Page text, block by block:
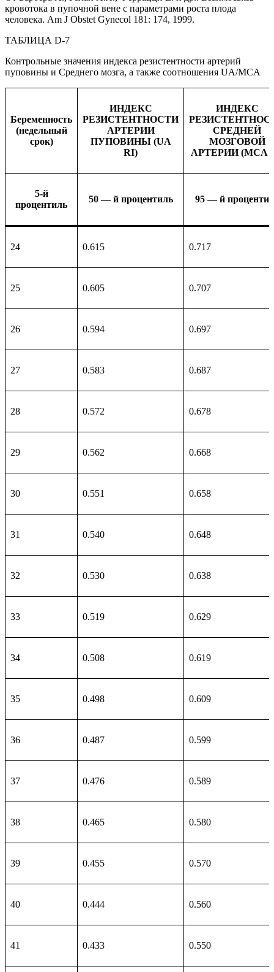
кровотока в пупочной вене с параметрами роста плода
человека. Am J Obstet Gynecol 181: 174, 1999.
ТАБЛИЦА D-7
Контрольные значения индекса резистентности артерий
пуповины и Среднего мозга, а также соотношения UA/MCA
Беременность
(недельный
срок)
ИНДЕКС
РЕЗИСТЕНТНОСТИ
АРТЕРИИ
ПУПОВИНЫ (UA
RI)
ИНДЕКС
СРЕДНЕЙ
МОЗГОВОЙ
АРТЕРИИ (MCA
5-й
процентиль
50 — й процентиль 95 — й
24 0.615 0.717
25 0.605 0.707
26 0.594 0.697
27 0.583 0.687
28 0.572 0.678
29 0.562 0.668
30 0.551 0.658
31 0.540 0.648
32 0.530 0.638
33 0.519 0.629
34 0.508 0.619
35 0.498 0.609
36 0.487 0.599
37 0.476 0.589
38 0.465 0.580
39 0.455 0.570
40 0.444 0.560
41 0.433 0.550